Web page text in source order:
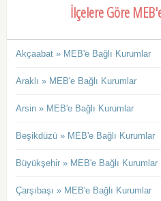
İlçelere Göre
Akçaabat » MEB'e Bağlı Kurumlar
Araklı » MEB'e Bağlı Kurumlar
Arsin » MEB'e Bağlı Kurumlar
Beşikdüzü » MEB'e Bağlı Kurumlar
Büyükşehir » MEB'e Bağlı Kurumlar
Çarşıbaşı » MEB'e Bağlı Kurumlar